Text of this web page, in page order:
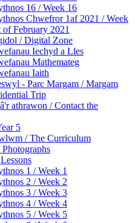
16 / Week 16
Chwefror 1af 2021 / Week
of February 2021
/ Digital Zone
Iechyd a Lles
Mathemateg
Iaith
- Parc Margam / Margam
Trip
athrawon / Contact the
5
/ The Curriculum
1 / Week 1
2 / Week 2
3 / Week 3
4 / Week 4
5 / Week 5